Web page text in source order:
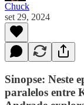
Chuck
set 29, 2024
Sinopse: Neste
paralelos entre